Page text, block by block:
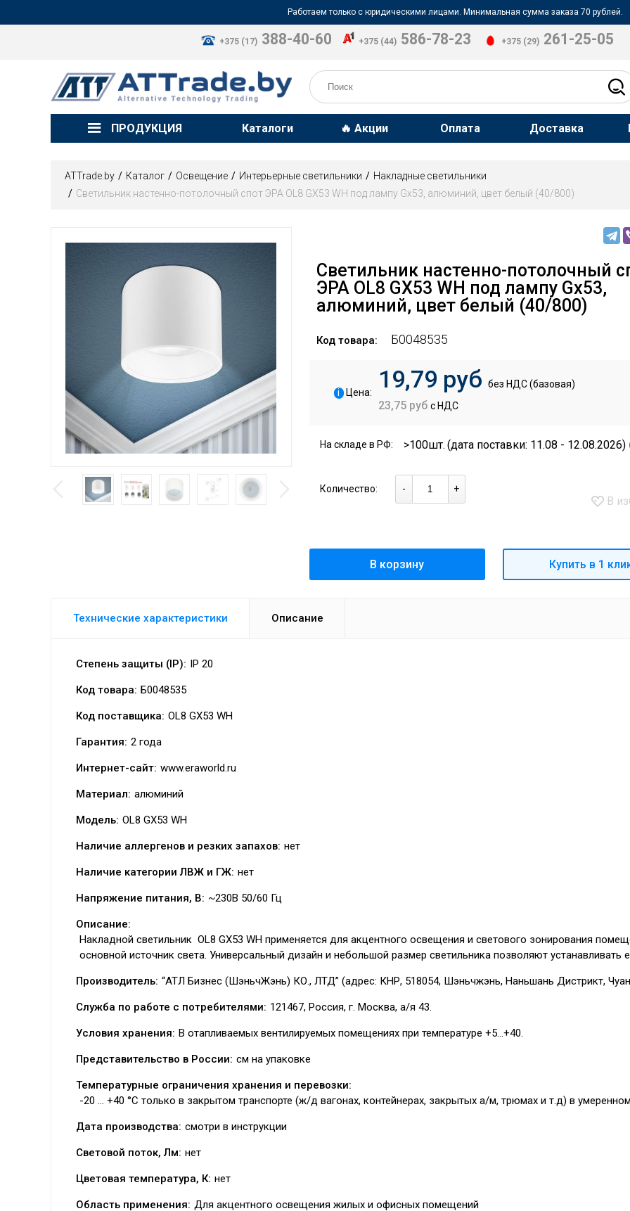
Работаем только с юридическими лицами. Минимальная сумма заказа 70 рублей.
+375 (17) 388-40-60 +375 (44) 586-78-23 +375 (29) 261-25-05
ПРОДУКЦИЯ Каталоги 🔥 Акции Оплата Доставка
ATTrade.by Каталог Освещение Интерьерные светильники
Накладные светильники
Светильник настенно-потолочный спот ЭРА OL8 GX53 WH под лампу Gx53, алюминий, цвет белый (40/800)
Светильник настенно-потолочный
ЭРА OL8 GX53 WH под лампу Gx53,
алюминий, цвет белый (40/800)
Код товара: Б0048535
i Цена: 19,79 руб без НДС (базовая)
23,75 руб с НДС
На складе в РФ: >100шт. (дата поставки: 11.08 - 12.08.2026)
Количество: - +
В
В корзину Купить в 1
Технические характеристики Описание
Степень защиты (IP): IP 20
Код товара: Б0048535
Код поставщика: OL8 GX53 WH
Гарантия: 2 года
Интернет-сайт: www.eraworld.ru
Материал: алюминий
Модель: OL8 GX53 WH
Наличие аллергенов и резких запахов: нет
Наличие категории ЛВЖ и ГЖ: нет
Напряжение питания, В: ~230В 50/60 Гц
Описание:
Накладной светильник OL8 GX53 WH применяется для акцентного освещения и светового зонирования
основной источник света. Универсальный дизайн и небольшой размер светильника позволяют устанавливать
Производитель: “АТЛ Бизнес (ШэньчЖэнь) КО., ЛТД” (адрес: КНР, 518054, Шэньчжэнь, Наньшань Дистрикт,
Служба по работе с потребителями: 121467, Россия, г. Москва, а/я 43.
Условия хранения: В отапливаемых вентилируемых помещениях при температуре +5…+40.
Представительство в России: см на упаковке
Температурные ограничения хранения и перевозки:
-20 ... +40 °C только в закрытом транспорте (ж/д вагонах, контейнерах, закрытых а/м, трюмах и т.д) в
Дата производства: смотри в инструкции
Световой поток, Лм: нет
Цветовая температура, К: нет
Область применения: Для акцентного освещения жилых и офисных помещений